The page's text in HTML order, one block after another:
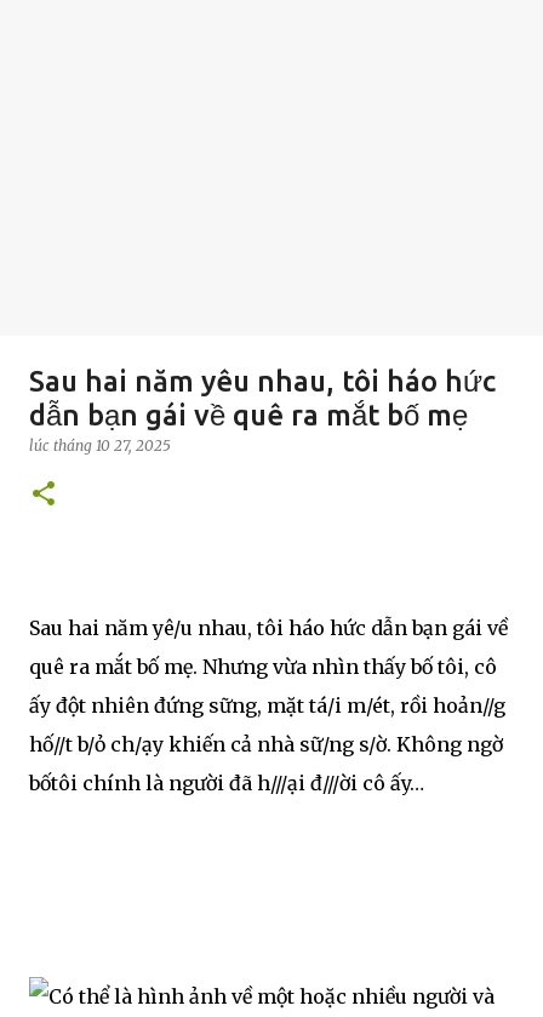
Sau hai năm yêu nhau, tôi háo hức
dẫn bạn gái về quê ra mắt bố mẹ
lúc tháng 10 27, 2025
Sau hai năm yê/u nhau, tôi háo hức dẫn bạn gái về
quê ra mắt bố mẹ. Nhưng vừa nhìn thấy bố tôi, cô
ấy đột nhiên đứng sững, mặt tá/i m/ét, rồi hoản//g
hố//t b/ỏ ch/ạy khiến cả nhà sữ/ng s/ờ. Không ngờ
bốtôi chính là người đã h///ại đ///ời cô ấy…